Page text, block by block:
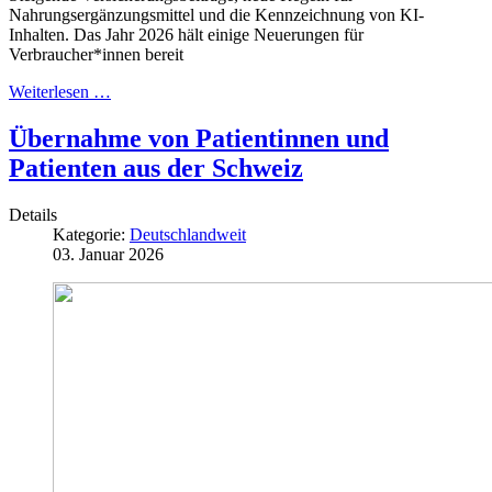
Nahrungsergänzungsmittel und die Kennzeichnung von KI-
Inhalten. Das Jahr 2026 hält einige Neuerungen für
Verbraucher*innen bereit
Weiterlesen …
Übernahme von Patientinnen und
Patienten aus der Schweiz
Details
Kategorie: Deutschlandweit
03. Januar 2026